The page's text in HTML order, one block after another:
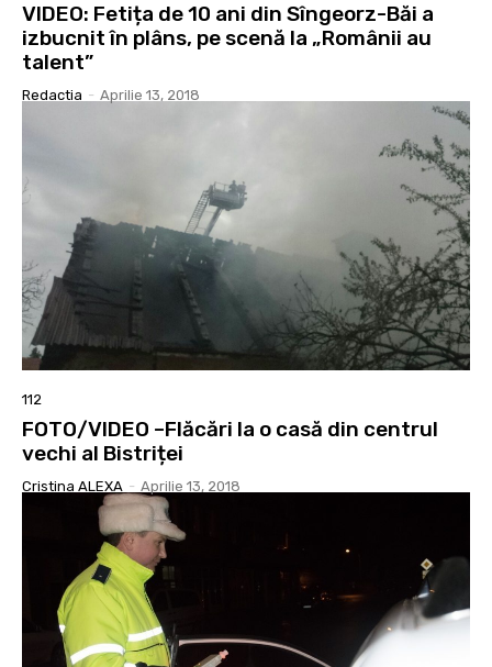
VIDEO: Fetița de 10 ani din Sîngeorz-Băi a
izbucnit în plâns, pe scenă la „Românii au
talent”
Redactia - Aprilie 13, 2018
112
FOTO/VIDEO –Flăcări la o casă din centrul
vechi al Bistriței
Cristina ALEXA - Aprilie 13, 2018